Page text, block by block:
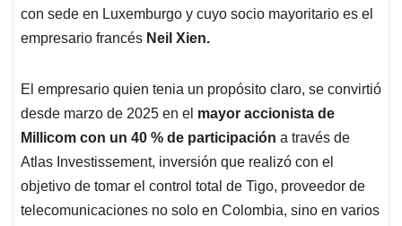
con sede en Luxemburgo y cuyo socio mayoritario es el
empresario francés Neil Xien.
El empresario quien tenia un propósito claro, se convirtió
desde marzo de 2025 en el mayor accionista de
Millicom con un 40 % de participación a través de
Atlas Investissement, inversión que realizó con el
objetivo de tomar el control total de Tigo, proveedor de
telecomunicaciones no solo en Colombia, sino en varios